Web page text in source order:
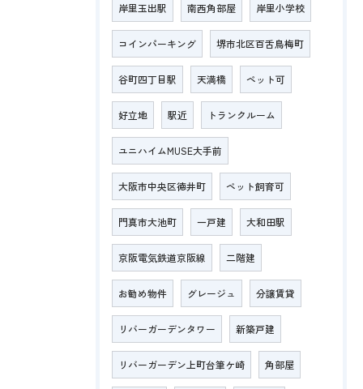
岸里玉出駅 南西角部屋 岸里小学校
コインパーキング 堺市北区百舌鳥梅町
谷町四丁目駅 天満橋 ペット可
好立地 駅近 トランクルーム
ユニハイムMUSE大手前
大阪市中央区徳井町 ペット飼育可
門真市大池町 一戸建 大和田駅
京阪電気鉄道京阪線 二階建
お勧め物件 グレージュ 分譲賃貸
リバーガーデンタワー 新築戸建
リバーガーデン上町台筆ケ崎 角部屋